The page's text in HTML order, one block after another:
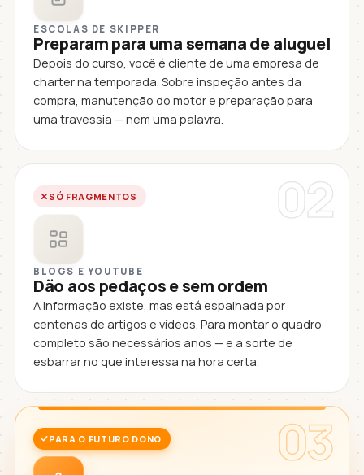
ESCOLAS DE SKIPPER
Preparam para uma semana de aluguel
Depois do curso, você é cliente de uma empresa de
charter na temporada. Sobre inspeção antes da
compra, manutenção do motor e preparação para
uma travessia — nem uma palavra.
02
SÓ FRAGMENTOS
BLOGS E YOUTUBE
Dão aos pedaços e sem ordem
A informação existe, mas está espalhada por
centenas de artigos e vídeos. Para montar o quadro
completo são necessários anos — e a sorte de
esbarrar no que interessa na hora certa.
03
PARA O FUTURO DONO